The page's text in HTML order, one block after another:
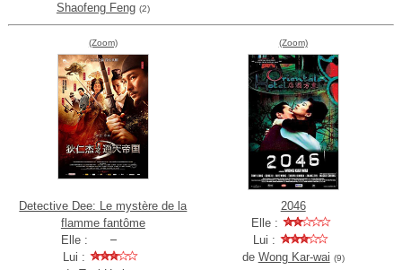
Shaofeng Feng (2)
(Zoom)
Detective Dee: Le mystère de la
flamme fantôme
Elle :
Lui :
(Zoom)
2046
Elle :
Lui :
de Wong Kar-wai (9)